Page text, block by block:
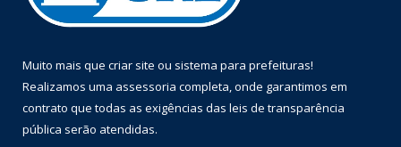
Muito mais que criar site ou sistema para prefeituras!
Realizamos uma assessoria completa, onde garantimos em
contrato que todas as exigências das leis de transparência
pública serão atendidas.